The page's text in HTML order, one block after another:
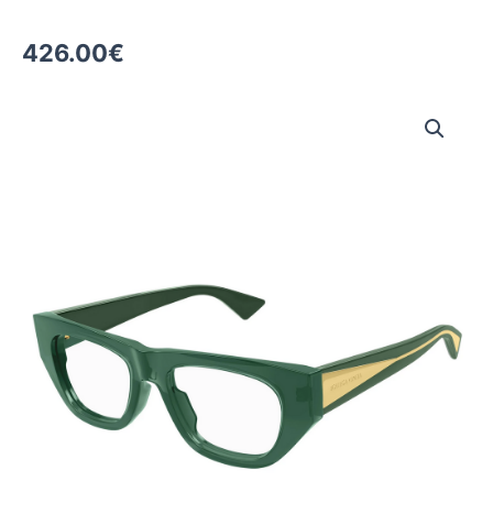
426.00€